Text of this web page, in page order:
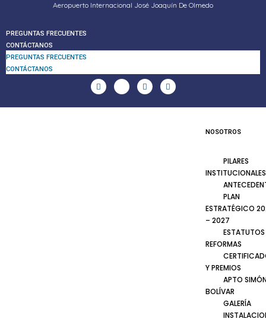
Aeropuerto Internacional José Joaquín De Olmedo
PREGUNTAS FRECUENTES
CONTÁCTANOS
PREGUNTAS FRECUENTES
CONTÁCTANOS
NOSOTROS
PILARES
INSTITUCIONALES
PLAN
ESTRATÉGICO
– 2027
ESTATUTOS
REFORMAS
Y PREMIOS
APTO
BOLÍVAR
GALERÍA